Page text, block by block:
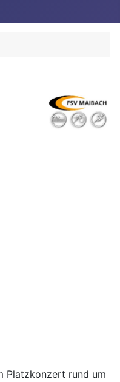
Platzkonzert rund um